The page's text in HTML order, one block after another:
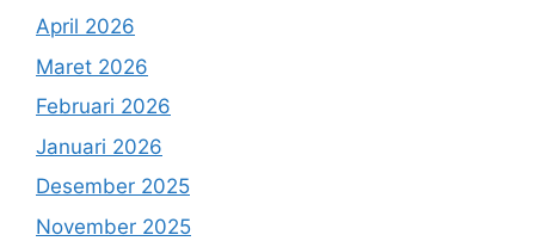
April 2026
Maret 2026
Februari 2026
Januari 2026
Desember 2025
November 2025